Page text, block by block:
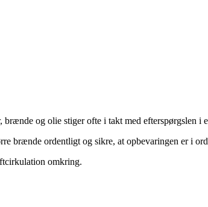
og olie stiger ofte i takt med efterspørgslen i
brænde ordentligt og sikre, at opbevaringen er i
omkring.